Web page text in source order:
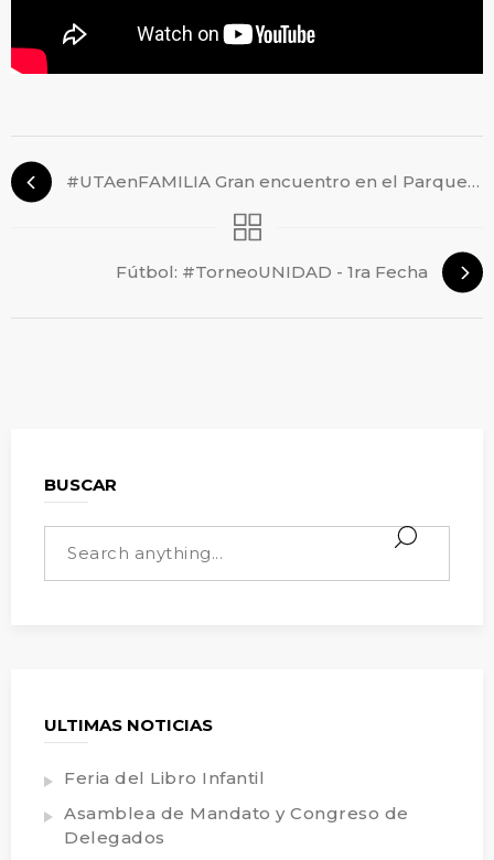
#UTAenFAMILIA Gran encuentro en el Parque de la Ciudad
Fútbol: #TorneoUNIDAD - 1ra Fecha
BUSCAR
ULTIMAS NOTICIAS
Feria del Libro Infantil
Asamblea de Mandato y Congreso de
Delegados